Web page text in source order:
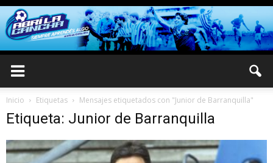
Inicio Etiquetas Mensajes etiquetados con "Junior de Barranquilla"
Etiqueta: Junior de Barranquilla